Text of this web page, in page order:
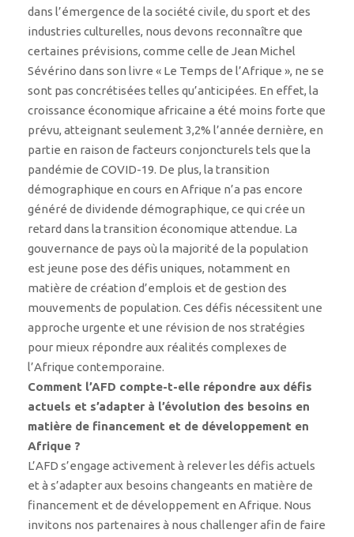
dans l’émergence de la société civile, du sport et des
industries culturelles, nous devons reconnaître que
certaines prévisions, comme celle de Jean Michel
Sévérino dans son livre « Le Temps de l’Afrique », ne se
sont pas concrétisées telles qu’anticipées. En effet, la
croissance économique africaine a été moins forte que
prévu, atteignant seulement 3,2% l’année dernière, en
partie en raison de facteurs conjoncturels tels que la
pandémie de COVID-19. De plus, la transition
démographique en cours en Afrique n’a pas encore
généré de dividende démographique, ce qui crée un
retard dans la transition économique attendue. La
gouvernance de pays où la majorité de la population
est jeune pose des défis uniques, notamment en
matière de création d’emplois et de gestion des
mouvements de population. Ces défis nécessitent une
approche urgente et une révision de nos stratégies
pour mieux répondre aux réalités complexes de
l’Afrique contemporaine.
Comment l’AFD compte-t-elle répondre aux défis
actuels et s’adapter à l’évolution des besoins en
matière de financement et de développement en
Afrique ?
L’AFD s’engage activement à relever les défis actuels
et à s’adapter aux besoins changeants en matière de
financement et de développement en Afrique. Nous
invitons nos partenaires à nous challenger afin de faire